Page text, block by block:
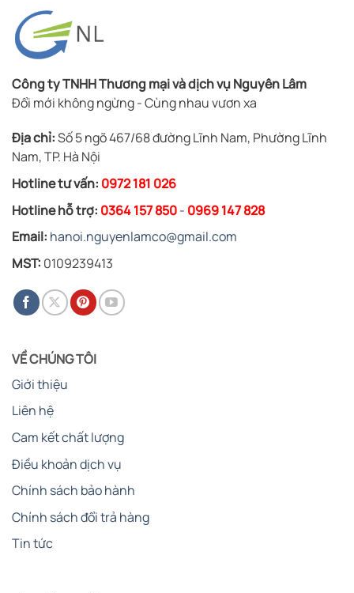
Công ty TNHH Thương mại và dịch vụ Nguyên Lâm
Đổi mới không ngừng - Cùng nhau vươn xa
Địa chỉ:Số 5 ngõ 467/68 đường Lĩnh Nam, Phường Lĩnh
Nam, TP. Hà Nội
Hotline tư vấn: 0972 181 026
Hotline hỗ trợ: 0364 157 850- 0969 147 828
Email: hanoi.nguyenlamco@gmail.com
MST: 0109239413
VỀ CHÚNG TÔI
Giới thiệu
Liên hệ
Cam kết chất lượng
Điều khoản dịch vụ
Chính sách bảo hành
Chính sách đổi trả hàng
Tin tức